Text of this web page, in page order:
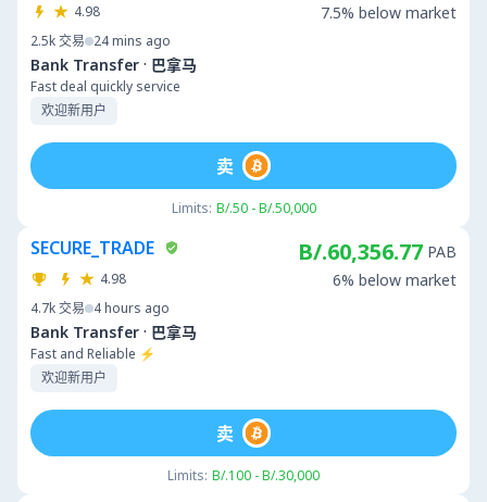
4.98
2.5k交易 24 mins ago
Bank Transfer · 巴拿马
Fast deal quickly service
欢迎新用户
7.5% below market
Limits: B/.50 - B/.50,000
卖
SECURE_TRADE
4.98
4.7k交易 4 hours ago
Bank Transfer · 巴拿马
Fast and Reliable ⚡
欢迎新用户
B/.60,356.77 PAB
6% below market
Limits: B/.100 - B/.30,000
卖